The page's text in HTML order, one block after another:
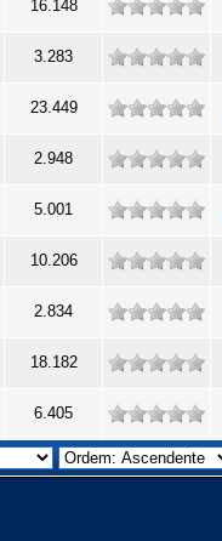
16.148
3.283
23.449
2.948
5.001
10.206
2.834
18.182
6.405